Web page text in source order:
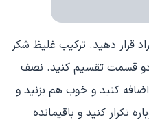
سانتی گراد قرار دهید. ترکیب غلیظ شکر
قسمت تقسیم کنید. نصف
کنید و خوب هم بزنید و
تکرار کنید و باقیمانده